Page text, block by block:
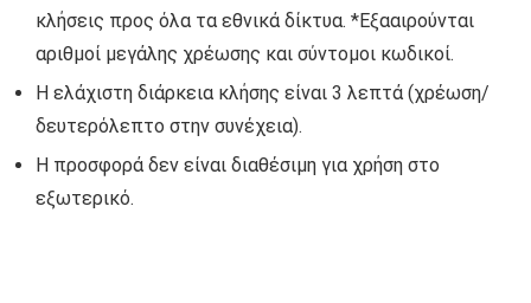
κλήσεις προς όλα τα εθνικά δίκτυα. *Εξααιρούνται
αριθμοί μεγάλης χρέωσης και σύντομοι κωδικοί.
Η ελάχιστη διάρκεια κλήσης είναι 3 λεπτά (χρέωση/
δευτερόλεπτο στην συνέχεια).
Η προσφορά δεν είναι διαθέσιμη για χρήση στο
εξωτερικό.